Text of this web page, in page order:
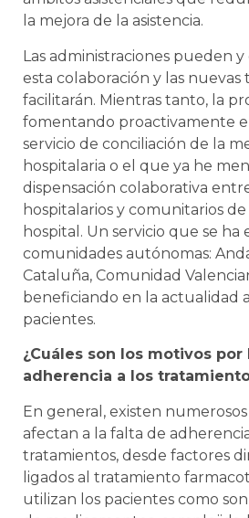
la mejora de la asistencia.
Las administraciones pueden
esta colaboración y las nuevas
facilitarán. Mientras tanto, la
fomentando proactivamente
servicio de conciliación de la
hospitalaria o el que ya he
dispensación colaborativa
hospitalarios y comunitarios
hospital. Un servicio que se ha
comunidades autónomas:
Cataluña, Comunidad
beneficiando en la actualidad
pacientes.
¿Cuáles son los motivos por
adherencia a los
En general, existen
afectan a la falta de
tratamientos, desde factores
ligados al tratamiento
utilizan los pacientes como